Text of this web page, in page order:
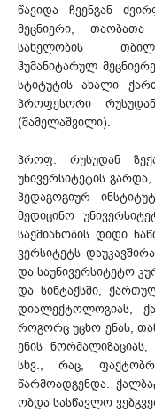
წავიდა ჩვენგან
მეცნიერი, თაობათა
სახელობის
ჰუმანიტარულ
სტიტუტის ახალი
პროფესორი
(შამელაშვილი).
პროფ. რუსუდან
უნივერსიტეტის
პედაგო­გიურ
მედიცინო
საქმიანობის დიდი
ვერ­სიტეტს
და საუნივერსიტეტო
და სინ­ტაქსში,
დიალექ­ტოლოგიას,
როგორც უცხო ენას,
ენის
სხვ., რაც,
წარმოადგენდა.
ობდა სასწავლო